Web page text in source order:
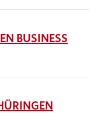
BUSINESS